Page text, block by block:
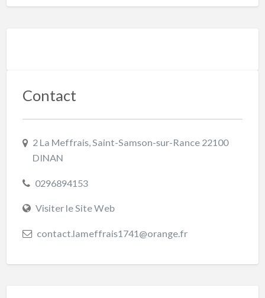
Contact
2 La Meffrais, Saint-Samson-sur-Rance 22100
DINAN
0296894153
Visiter le Site Web
contact.lameffrais1741@orange.fr